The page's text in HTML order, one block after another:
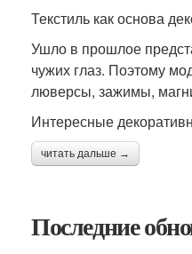
Текстиль как основа
Ушло в прошлое
чужих глаз. Поэтому
люверсы, зажимы,
Интересные
читать дальше →
Последние